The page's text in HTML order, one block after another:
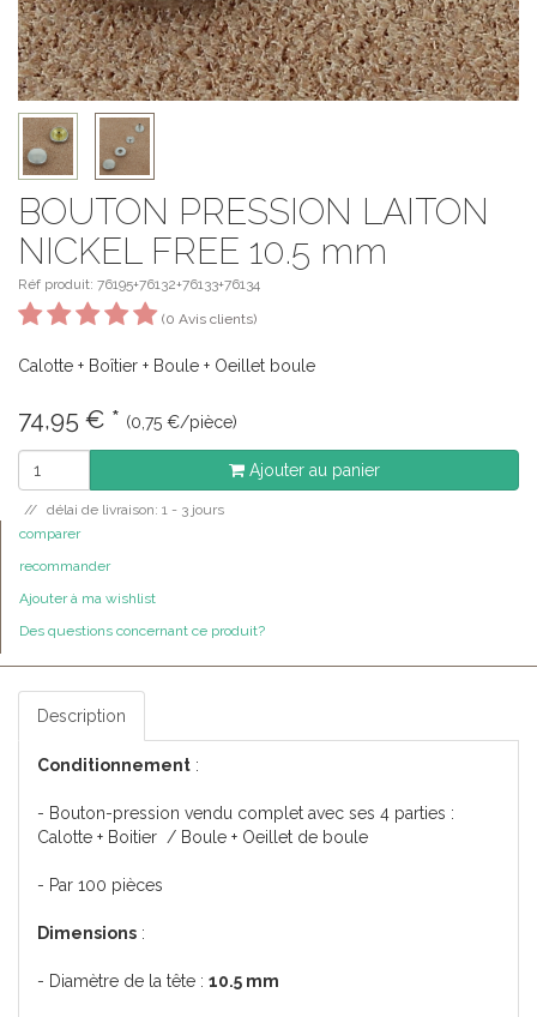
BOUTON PRESSION LAITON
NICKEL FREE 10.5 mm
Réf produit: 76195+76132+76133+76134
(0 Avis clients)
Calotte + Boîtier + Boule + Oeillet boule
74,95 € * (0,75 €/pièce)
Ajouter au panier
délai de livraison: 1 - 3 jours
comparer
recommander
Ajouter à ma wishlist
Des questions concernant ce produit?
Description
Conditionnement :
- Bouton-pression vendu complet avec ses 4 parties :
Calotte + Boitier / Boule + Oeillet de boule
- Par 100 pièces
Dimensions :
- Diamètre de la tête : 10.5 mm